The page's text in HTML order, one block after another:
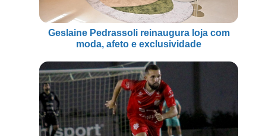
Geslaine Pedrassoli reinaugura loja com
moda, afeto e exclusividade